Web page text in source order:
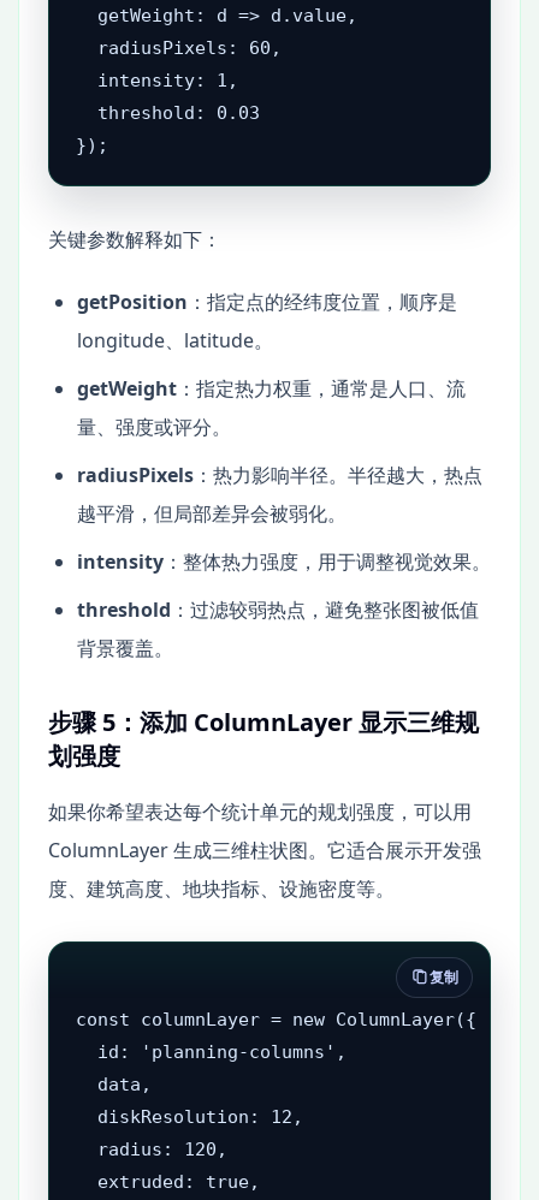
  getWeight: d => d.value,
  radiusPixels: 60,
  intensity: 1,
  threshold: 0.03
});
关键参数解释如下：
getPosition ：指定点的经纬度位置，顺序是
longitude、latitude。
getWeight ：指定热力权重，通常是人口、流
量、强度或评分。
radiusPixels ：热力影响半径。半径越大，热点
越平滑，但局部差异会被弱化。
intensity ：整体热力强度，用于调整视觉效果。
threshold ：过滤较弱热点，避免整张图被低值
背景覆盖。
步骤 5：添加 ColumnLayer 显示三维规
划强度
如果你希望表达每个统计单元的规划强度，可以用
ColumnLayer 生成三维柱状图。它适合展示开发强
度、建筑高度、地块指标、设施密度等。
const columnLayer = new ColumnLayer({
  id: 'planning-columns',
  data,
  diskResolution: 12,
  radius: 120,
  extruded: true,
复制